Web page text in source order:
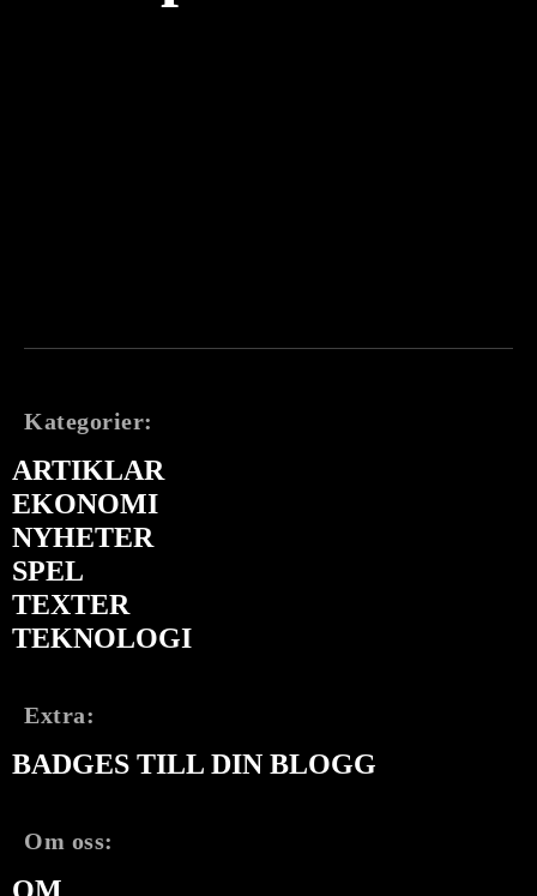
Kategorier:
ARTIKLAR
EKONOMI
NYHETER
SPEL
TEXTER
TEKNOLOGI
Extra:
BADGES TILL DIN BLOGG
Om oss:
OM